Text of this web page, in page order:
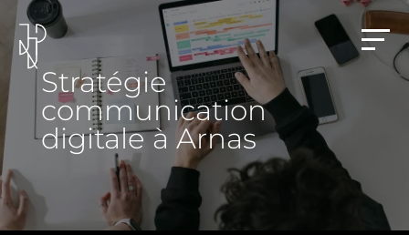
Stratégie
communication
digitale à Arnas